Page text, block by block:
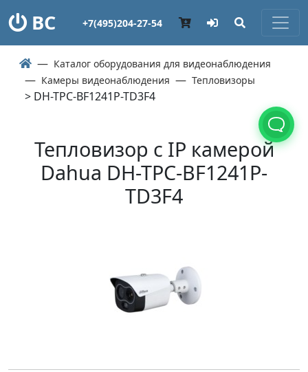
ВС +7(495)204-27-54
Каталог оборудования для видеонаблюдения
Камеры видеонаблюдения
Тепловизоры
> DH-TPC-BF1241P-TD3F4
Тепловизор с IP камерой
Dahua DH-TPC-BF1241P-
TD3F4